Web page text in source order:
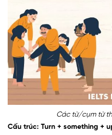
Các từ/cụm từ
Cấu trúc: Turn + something +